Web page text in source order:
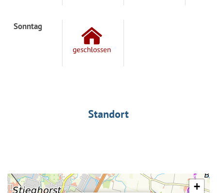
Sonntag
Standort
+